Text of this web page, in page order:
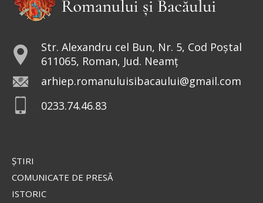
Str. Alexandru cel Bun, Nr. 5, Cod Poștal
611065, Roman, Jud. Neamț
arhiep.romanuluisibacaului@gmail.com
0233.74.46.83
ŞTIRI
COMUNICATE DE PRESĂ
ISTORIC